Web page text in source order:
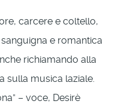
carcere e coltello,
e romantica
richiamando alla
sulla musica laziale.
– voce, Desirè